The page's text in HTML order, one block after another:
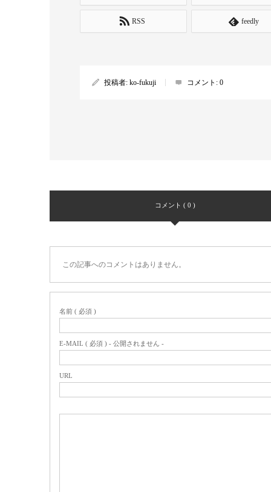
RSS feedly
投稿者: ko-fukuji コメント: 0
コメント ( 0 )
この記事へのコメントはありません。
名前 ( 必須 )
E-MAIL ( 必須 ) - 公開されません -
URL